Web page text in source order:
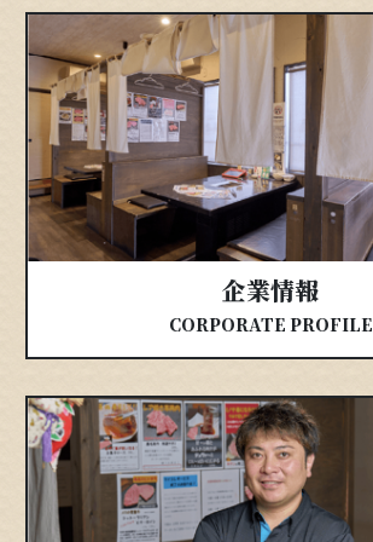
企業情報
CORPORATE PROFILE